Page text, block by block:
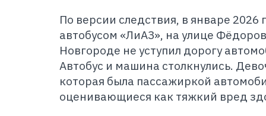
По версии следствия, в январе 2026
автобусом «ЛиАЗ», на улице
Новгороде не уступил дорогу
Автобус и машина столкнулись.
которая была пассажиркой
оценивающиеся как тяжкий вред